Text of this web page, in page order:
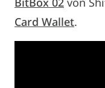
Card Wallet.